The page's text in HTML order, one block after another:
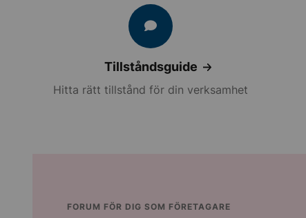
Tillståndsguide
Hitta rätt tillstånd för din verksamhet
FORUM FÖR DIG SOM FÖRETAGARE